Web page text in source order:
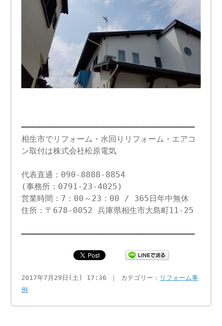
━━━━━━━━━━━━━━━━━━━━━━━━━━━━━━━━━━━
相生市でリフォーム・水回りリフォーム・エアコ
ン取付は株式会社松原電気
代表直通：090-8888-8854
(事務所：0791-23-4025)
営業時間：7：00～23：00 / 365日年中無休
住所：〒678-0052 兵庫県相生市大島町11-25
━━━━━━━━━━━━━━━━━━━━━━━━━━━━━━━━━━━
2017年7月29日(土) 17:36 ｜ カテゴリー： リフォーム事
例